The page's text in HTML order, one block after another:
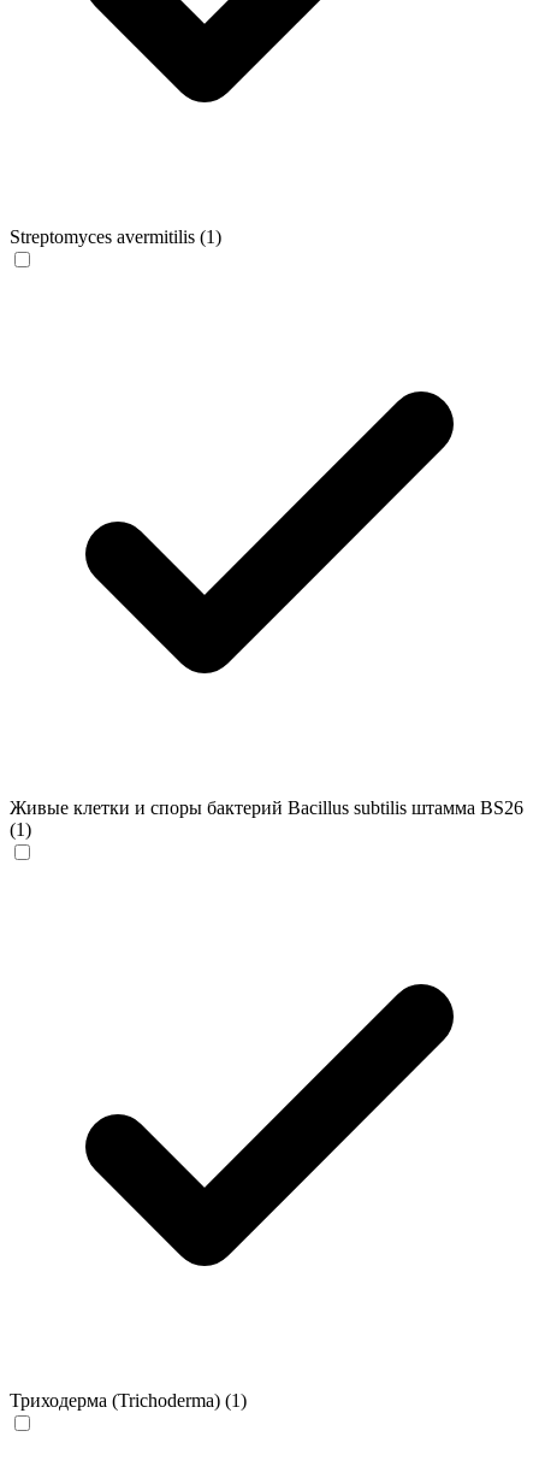
Streptomyces avermitilis (1)
Живые клетки и споры бактерий Bacillus subtilis штамма BS26
(1)
Триходерма (Trichoderma) (1)